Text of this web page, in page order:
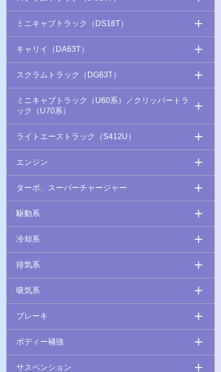
ミニキャブトラック（DS16T）
キャリイ（DA63T）
スクラムトラック（DG63T）
ミニキャブトラック（U60系）／クリッパートラ
ック（U70系）
ライトエーストラック（S412U）
エンジン
ターボ、スーパーチャージャー
駆動系
冷却系
排気系
吸気系
ブレーキ
ボディー補強
サスペンション